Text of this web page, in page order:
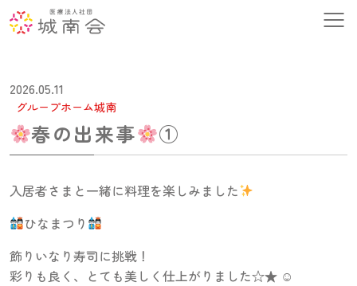
2026.05.11
グループホーム城南
春の出来事 ①
入居者さまと一緒に料理を楽しみました
ひなまつり
飾りいなり寿司に挑戦！
彩りも良く、とても美しく仕上がりました☆★ ☺